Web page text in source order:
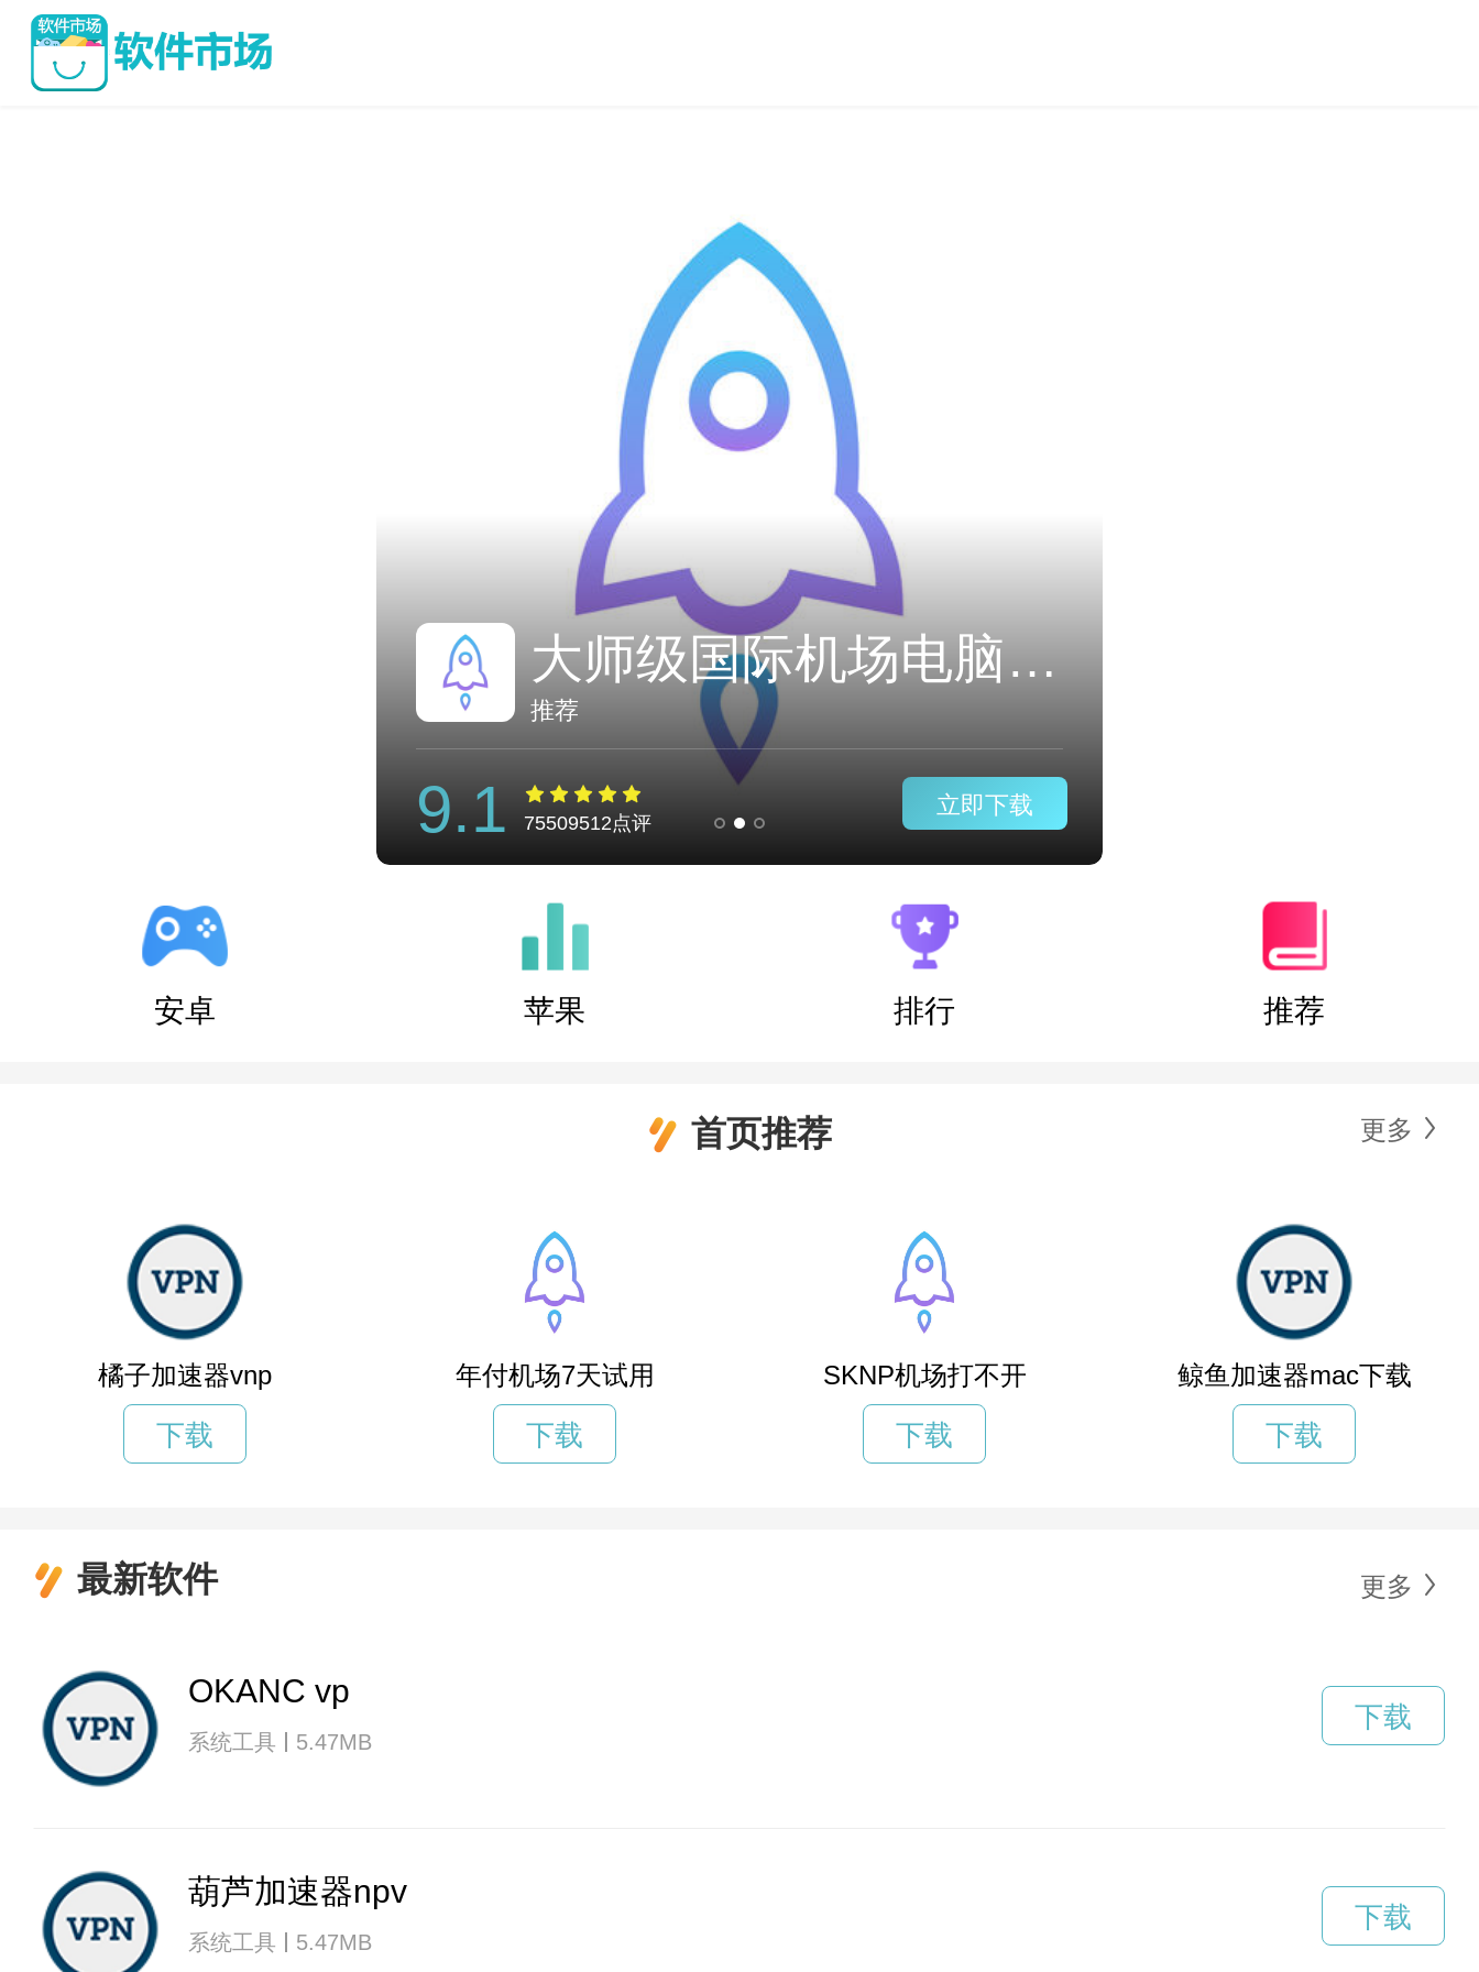
abc加速器电脑版下载
推荐
9.1 75509512点评
立即下载
安卓 苹果 排行 推荐
首页推荐 更多
橘子加速器vnp
下载
年付机场7天试用
下载
SKNP机场打不开
下载
鲸鱼加速器mac下载
下载
最新软件 更多
OKANC vp
系统工具 5.47MB
下载
葫芦加速器npv
系统工具 5.47MB
下载